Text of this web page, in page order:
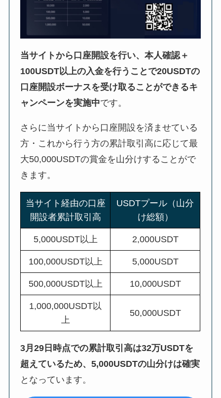
当サイトから口座開設を行い、本人確認＋
100USDT以上の入金を行うことで20USDTの
口座開設ボーナスを受け取ることができるキ
ャンペーンを実施中です。
さらに当サイトから口座開設を済ませている
方・これから行う方の累計取引高に応じて最
大50,000USDTの賞金を山分けすることがで
きます。
当サイト経由の口座
開設者累計取引高
USDTプール（山分
け総額）
5,000USDT以上 2,000USDT
100,000USDT以上 5,000USDT
500,000USDT以上 10,000USDT
1,000,000USDT以
上
50,000USDT
3月29日時点での累計取引高は32万USDTを
超えているため、5,000USDTの山分けは確実
となっています。